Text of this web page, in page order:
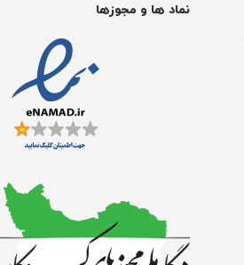
نماد ها و مجوزها